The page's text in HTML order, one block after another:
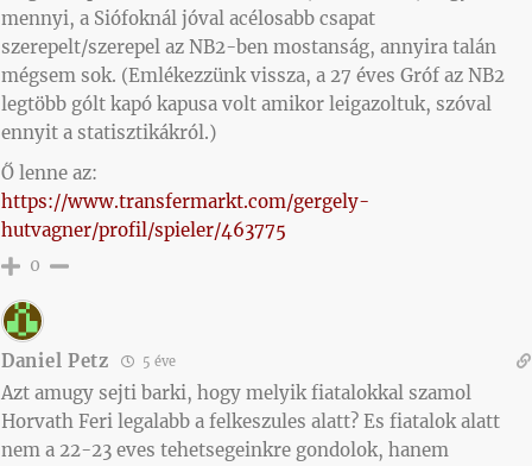
mennyi, a Siófoknál jóval acélosabb csapat
szerepelt/szerepel az NB2-ben mostanság, annyira talán
mégsem sok. (Emlékezzünk vissza, a 27 éves Gróf az NB2
legtöbb gólt kapó kapusa volt amikor leigazoltuk, szóval
ennyit a statisztikákról.)
Ő lenne az:
https://www.transfermarkt.com/gergely-
hutvagner/profil/spieler/463775
0
Daniel Petz 5 éve
Azt amugy sejti barki, hogy melyik fiatalokkal szamol
Horvath Feri legalabb a felkeszules alatt? Es fiatalok alatt
nem a 22-23 eves tehetsegeinkre gondolok, hanem